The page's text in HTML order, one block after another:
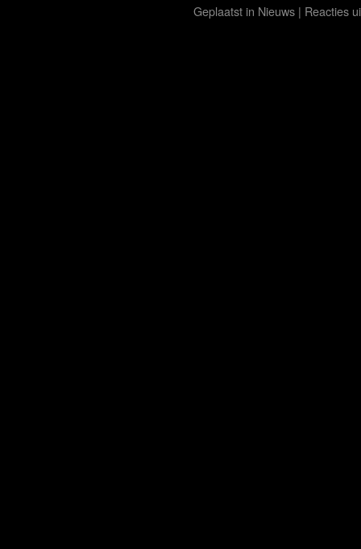
Geplaatst in Nieuws | Reacties